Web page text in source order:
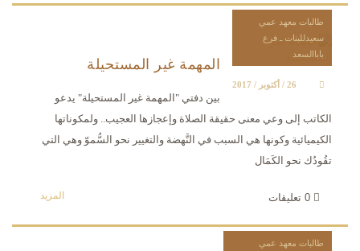
طالبات معهد عمي
سعيدللبنات ـ فرع
باباالسعد
المهمة غير المستحيلة
بين دفتي "المهمة غير المستحيلة" يدعو
الكاتب إلى وعي معنى حقيقة الصلاة وإعجازها العجيب.. ولمكوناتها
الكيميائية وكونها هي السبب في النَّهضة والتغيير نحو السُّموّ وهي التي
تقُودُك نحو الكَمَال
المزيد 0 تعليقات
طالبات معهد عمي